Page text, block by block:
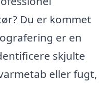
Du er kommet
er en
skjulte
eller fugt,